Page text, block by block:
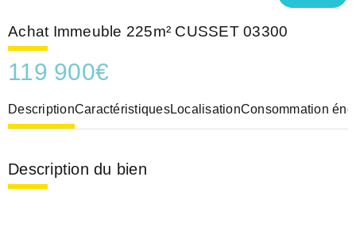
Achat Immeuble 225m² CUSSET 03300
119 900€
DescriptionCaractéristiquesLocalisationConsommation
Description du bien